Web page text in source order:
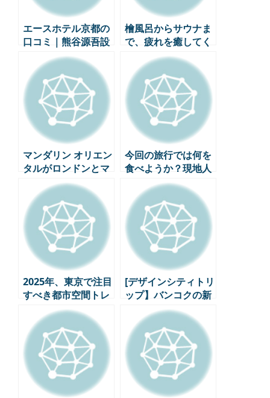
エースホテル京都の
口コミ｜熊谷源吾設
計の感性豊かな宿
+スタンプタウンコ
ーヒーまで
檜風呂からサウナま
で、疲れを癒してく
れる癒しの宿おすす
め3選 – 檜風呂から
サウナまで熱い宿3
選
マンダリン オリエン
タルがロンドンとマ
スカットに新たなホ
テルコレクションを
発表
今回の旅行では何を
食べようか？現地人
直伝！世界都市別お
すすめグルメ12選
2025年、東京で注目
すべき都市空間トレ
ンドの新名所6選
[デザインシティトリ
ップ】バンコクの新
しい空間との出会い